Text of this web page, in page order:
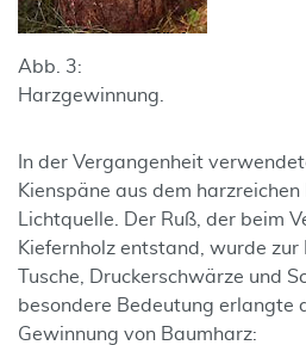
Abb. 3:
Harzgewinnung.
In der Vergangenheit
Kienspäne aus dem
Lichtquelle. Der Ruß, der beim
Kiefernholz entstand, wurde zur
Tusche, Druckerschwärze und
besondere Bedeutung erlangte
Gewinnung von Baumharz: